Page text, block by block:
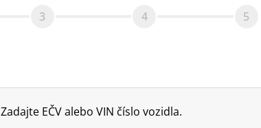
3 4 5
Zadajte EČV alebo VIN číslo vozidla.